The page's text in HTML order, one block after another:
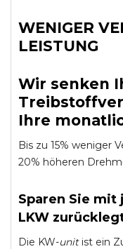
WENIGER
LEISTUNG
Wir senken
Ihre
Bis zu 15% weniger
20% höheren
Sparen Sie
LKW
Die KW-unitist ein